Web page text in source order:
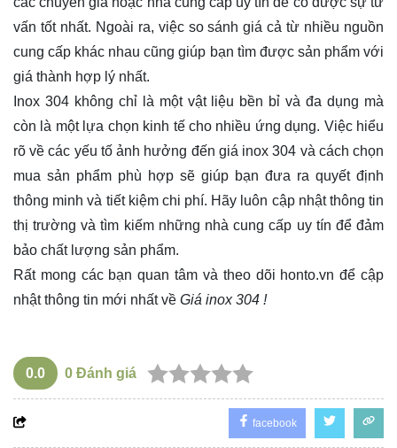
vấn tốt nhất. Ngoài ra, việc so sánh giá cả từ nhiều nguồn
cung cấp khác nhau cũng giúp bạn tìm được sản phẩm với
giá thành hợp lý nhất.
Inox 304 không chỉ là một vật liệu bền bỉ và đa dụng mà
còn là một lựa chọn kinh tế cho nhiều ứng dụng. Việc hiểu
rõ về các yếu tố ảnh hưởng đến giá inox 304 và cách chọn
mua sản phẩm phù hợp sẽ giúp bạn đưa ra quyết định
thông minh và tiết kiệm chi phí. Hãy luôn cập nhật thông tin
thị trường và tìm kiếm những nhà cung cấp uy tín để đảm
bảo chất lượng sản phẩm.
Rất mong các bạn quan tâm và theo dõi honto.vn để cập
nhật thông tin mới nhất về Giá inox 304 !
0.0 0 Đánh giá
facebook